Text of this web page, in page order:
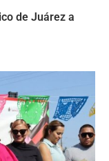
de Juárez a